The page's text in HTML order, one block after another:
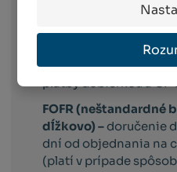
Slovak Parcel Service
pracovných dni od
území Slovenska
FOFR (neštandardné
dĺžkovo) – doručenie
dní od objednania na
(platí v prípade